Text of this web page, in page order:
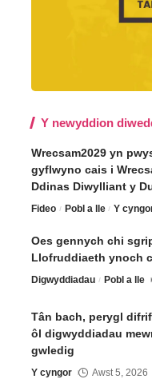
Y newyddion
Wrecsam2029 yn
gyflwyno cais i
Ddinas Diwylliant y
Fideo Pobl a lle Y
Oes gennych chi
Llofruddiaeth ynoch
Digwyddiadau Pobl a lle
Tân bach, perygl
ôl digwyddiadau
gwledig
Y cyngor Awst 5, 2026